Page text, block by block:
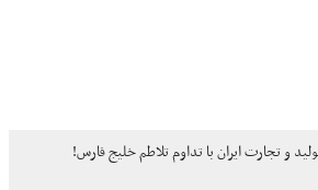
و تجارت ایران با تداوم تلاطم خلیج فارس!